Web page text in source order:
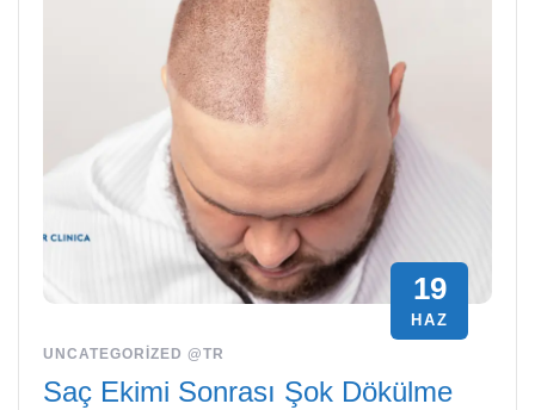
19
HAZ
UNCATEGORIZED @TR
Saç Ekimi Sonrası Şok Dökülme